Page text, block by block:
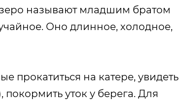
называют младшим братом
Оно длинное, холодное,
прокатиться на катере, увидеть
уток у берега. Для